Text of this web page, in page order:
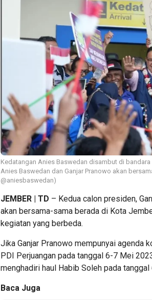
Kedatangan Anies Baswedan disambut di
Anies Baswedan dan Ganjar Pranowo akan
@aniesbaswedan)
JEMBER | TD – Kedua calon presiden,
akan bersama-sama berada di Kota
kegiatan yang berbeda.
Jika Ganjar Pranowo mempunyai agenda
PDI Perjuangan pada tanggal 6-7 Mei
menghadiri haul Habib Soleh pada
Baca Juga